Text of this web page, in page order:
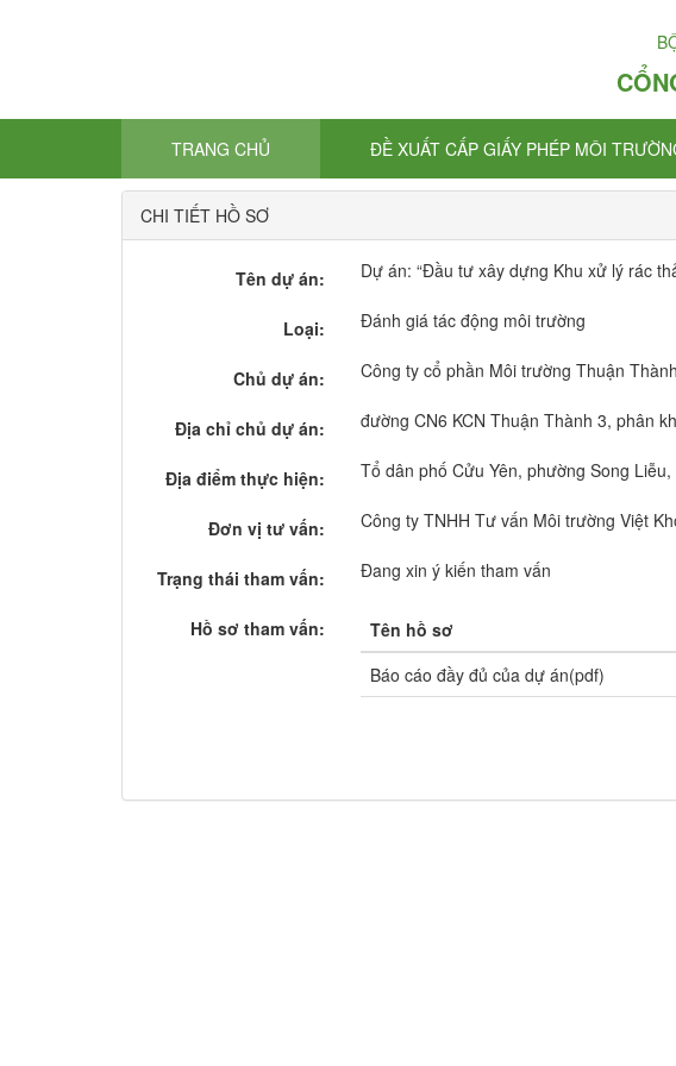
TRANG CHỦ ĐỀ XUẤT CẤP GIẤY PHÉP MÔI
CHI TIẾT HỒ SƠ
Tên dự án: Dự án: “Đầu tư xây dựng Khu xử lý rác
Loại: Đánh giá tác động môi trường
Chủ dự án: Công ty cổ phần Môi trường Thuận Thành
Địa chỉ chủ dự án: đường CN6 KCN Thuận Thành 3, phân
Địa điểm thực hiện: Tổ dân phố Cửu Yên, phường Song
Đơn vị tư vấn: Công ty TNHH Tư vấn Môi trường Việt
Trạng thái tham vấn: Đang xin ý kiến tham vấn
Hồ sơ tham vấn: Tên hồ sơ
Báo cáo đầy đủ của dự án(pdf)